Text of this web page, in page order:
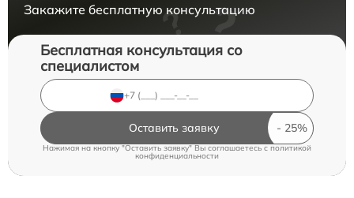
Закажите бесплатную консультацию
Бесплатная консультация со
специалистом
Оставить заявку
Нажимая на кнопку "Оставить заявку" Вы соглашаетесь cполитикой
конфиденциальности